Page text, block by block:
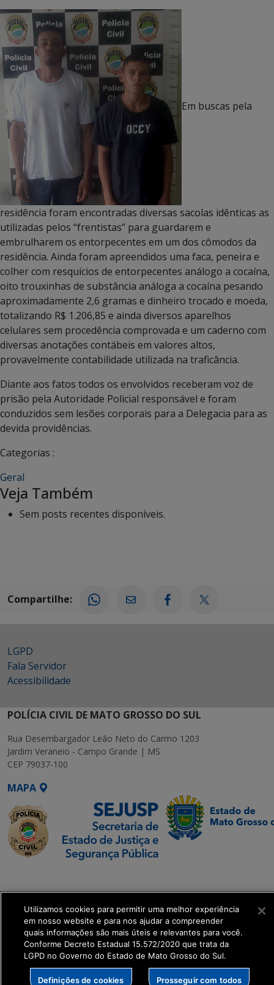
Em buscas pela
residência foram encontradas diversas sacolas idênticas as
utilizadas pelos “frentistas” para guardarem e
embrulharem os entorpecentes em um dos cômodos da
residência. Ainda foram apreendidos uma faca, peneira e
colher com resquícios de entorpecentes análogo a cocaína,
oito trouxinhas de substância análoga a cocaína pesando
aproximadamente 2,6 gramas e dinheiro trocado e moeda,
totalizando R$ 1.206,85 e ainda diversos aparelhos
celulares sem procedência comprovada e um caderno com
diversas anotações contábeis em valores altos,
provavelmente contabilidade utilizada na traficância.
Diante aos fatos todos os envolvidos receberam voz de
prisão pela Autoridade Policial responsável e foram
conduzidos sem lesões corporais para a Delegacia para as
devida providências.
Categorias :
Geral
Veja Também
Sem posts recentes disponíveis.
Compartilhe:
LGPD
Fala Servidor
Acessibilidade
POLÍCIA CIVIL DE MATO GROSSO DO SUL
Rua Desembargador Leão Neto do Carmo 1203
Jardim Veraneio - Campo Grande | MS
CEP 79037-100
MAPA
Executiva de
Transformação Digital
get_footer();
Utilizamos cookies para permitir uma melhor experiência
em nosso website e para nos ajudar a compreender
quais informações são mais úteis e relevantes para você.
Conforme Decreto Estadual 15.572/2020 que trata da
LGPD no Governo do Estado de Mato Grosso do Sul.
Definições de cookies Prosseguir com todos